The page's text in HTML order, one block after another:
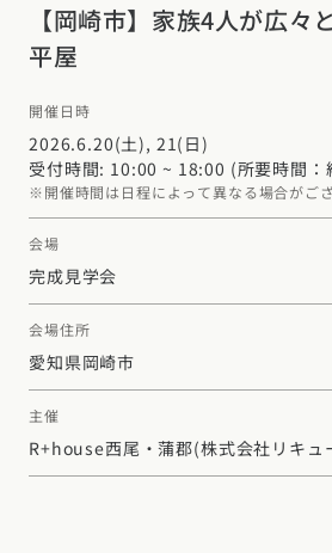
【岡崎市】家族4人が広々
平屋
開催日時
2026.6.20(土), 21(日)
受付時間: 10:00 ~ 18:00 (所要時間：
※開催時間は日程によって異なる場合がござ
会場
完成見学会
会場住所
愛知県岡崎市
主催
R+house西尾・蒲郡(株式会社リキュ